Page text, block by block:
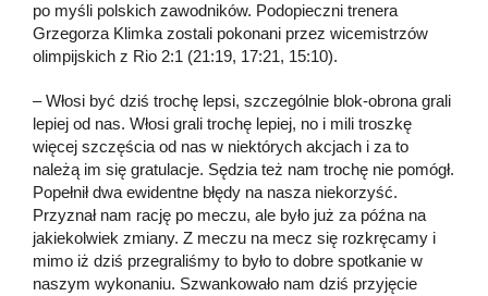
po myśli polskich zawodników. Podopieczni trenera
Grzegorza Klimka zostali pokonani przez wicemistrzów
olimpijskich z Rio 2:1 (21:19, 17:21, 15:10).
– Włosi być dziś trochę lepsi, szczególnie blok-obrona grali
lepiej od nas. Włosi grali trochę lepiej, no i mili troszkę
więcej szczęścia od nas w niektórych akcjach i za to
należą im się gratulacje. Sędzia też nam trochę nie pomógł.
Popełnił dwa ewidentne błędy na nasza niekorzyść.
Przyznał nam rację po meczu, ale było już za późna na
jakiekolwiek zmiany. Z meczu na mecz się rozkręcamy i
mimo iż dziś przegraliśmy to było to dobre spotkanie w
naszym wykonaniu. Szwankowało nam dziś przyjęcie